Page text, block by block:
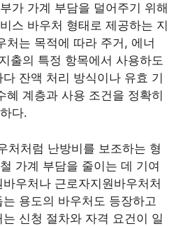
가 가계 부담을 덜어주기 위해
스 바우처 형태로 제공하는 지
처는 목적에 따라 주거, 에너
출의 특정 항목에서 사용하도
잔액 처리 방식이나 유효 기
혜 계층과 사용 조건을 정확히
다.
처처럼 난방비를 보조하는 형
가계 부담을 줄이는 데 기여
우처나 근로자지원바우처처
용도의 바우처도 등장하고
신청 절차와 자격 요건이 일